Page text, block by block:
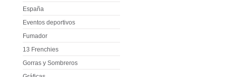
España
Eventos deportivos
Fumador
13 Frenchies
Gorras y Sombreros